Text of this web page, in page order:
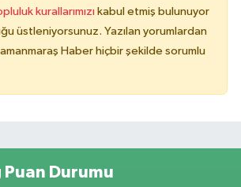
kurallarımızı kabul etmiş bulunuyor
üstleniyorsunuz. Yazılan yorumlardan
Haber hiçbir şekilde sorumlu
Puan Durumu